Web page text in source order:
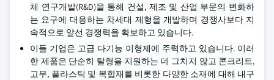
체 연구개발(R&D)을 통해 건설, 제조 및 산업 부문의 변화하
는 요구에 대응하는 차세대 제형을 개발하며 경쟁사보다 지
속적으로 앞선 경쟁력을 확보하고 있습니다.
이들 기업은 고급 다기능 이형제에 주력하고 있습니다. 이러
한 제품은 단순히 탈형을 지원하는 데 그치지 않고 콘크리트,
고무, 플라스틱 및 복합재를 비롯한 다양한 소재에 대해 내구